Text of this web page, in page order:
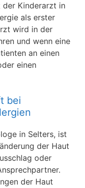
der Kinderarzt in
als erster
wird in der
und wenn eine
an einen
einen
bei
in Selters, ist
der Haut
oder
der Haut